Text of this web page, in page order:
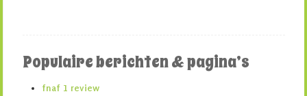
Populaire berichten & pagina’s
fnaf 1 review